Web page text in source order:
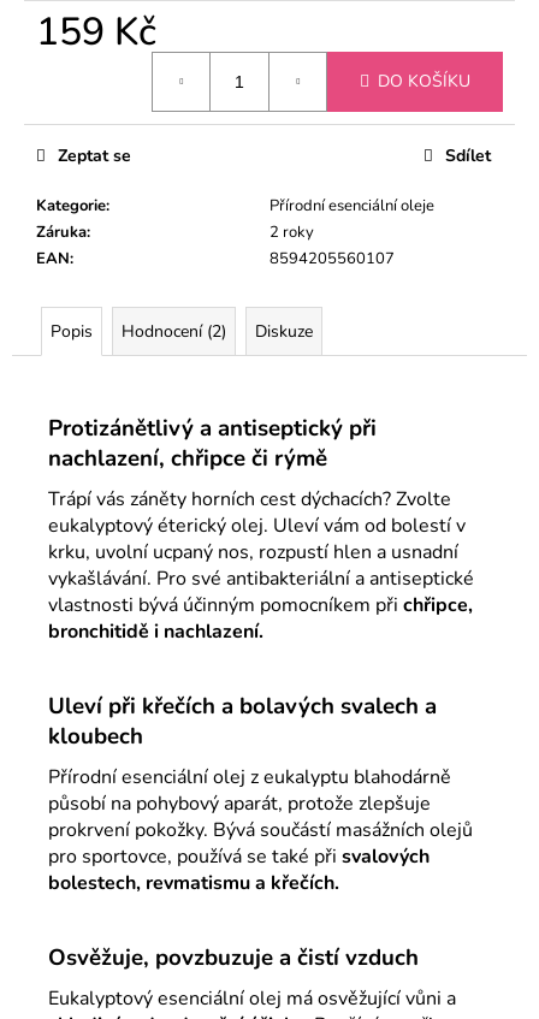
159 Kč
DO KOŠÍKU
Kategorie:
Přírodní esenciální oleje
Záruka:
2 roky
EAN: 8594205560107
Zeptat se Sdílet
Popis Hodnocení (2) Diskuze
Protizánětlivý a antiseptický při
nachlazení, chřipce či rýmě
Trápí vás záněty horních cest dýchacích? Zvolte
eukalyptový éterický olej. Uleví vám od bolestí v
krku, uvolní ucpaný nos, rozpustí hlen a usnadní
vykašlávání. Pro své antibakteriální a antiseptické
vlastnosti bývá účinným pomocníkem při chřipce,
bronchitidě i nachlazení.
Uleví při křečích a bolavých svalech a
kloubech
Přírodní esenciální olej z eukalyptu blahodárně
působí na pohybový aparát, protože zlepšuje
prokrvení pokožky. Bývá součástí masážních olejů
pro sportovce, používá se také při svalových
bolestech, revmatismu a křečích.
Osvěžuje, povzbuzuje a čistí vzduch
Eukalyptový esenciální olej má osvěžující vůni a